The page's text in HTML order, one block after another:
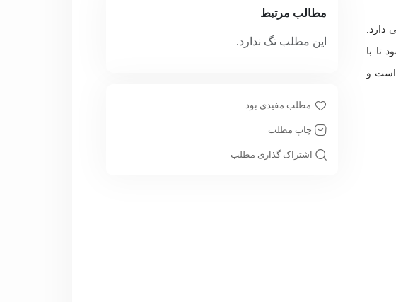
مطالب مرتبط
این مطلب تگ ندارد.
مطلب مفیدی بود
چاپ مطلب
اشتراک گذاری مطلب
دارد.
تا با
است و